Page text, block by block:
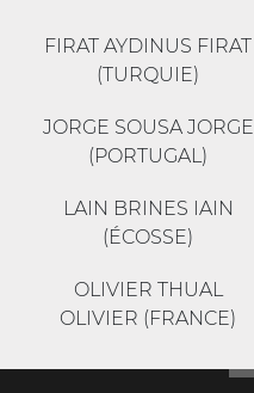
FIRAT AYDINUS FIRAT
(TURQUIE)
JORGE SOUSA JORGE
(PORTUGAL)
LAIN BRINES IAIN
(ÉCOSSE)
OLIVIER THUAL
OLIVIER (FRANCE)